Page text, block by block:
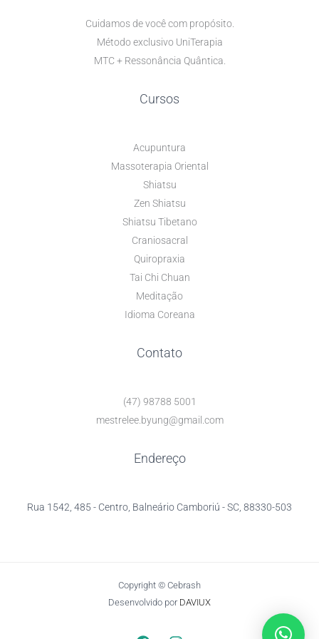
Cuidamos de você com propósito.
Método exclusivo UniTerapia
MTC + Ressonância Quântica.
Cursos
Acupuntura
Massoterapia Oriental
Shiatsu
Zen Shiatsu
Shiatsu Tibetano
Craniosacral
Quiropraxia
Tai Chi Chuan
Meditação
Idioma Coreana
Contato
(47) 98788 5001
mestrelee.byung@gmail.com
Endereço
Rua 1542, 485 - Centro, Balneário Camboriú - SC, 88330-503
Copyright © Cebrash
Desenvolvido por DAVIUX